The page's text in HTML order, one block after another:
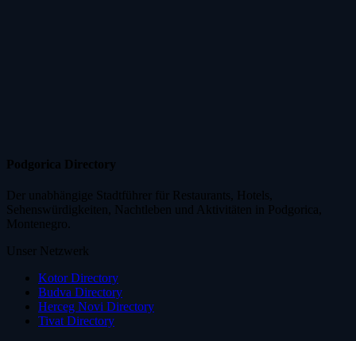
Podgorica Directory
Der unabhängige Stadtführer für Restaurants, Hotels,
Sehenswürdigkeiten, Nachtleben und Aktivitäten in Podgorica,
Montenegro.
Unser Netzwerk
Kotor Directory
Budva Directory
Herceg Novi Directory
Tivat Directory